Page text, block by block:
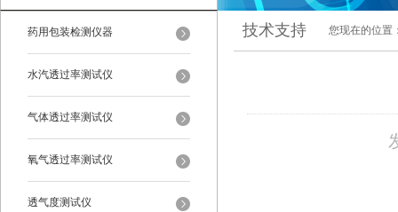
药用包装检测仪器
水汽透过率测试仪
气体透过率测试仪
氧气透过率测试仪
透气度测试仪
技术支持 您现在的位置